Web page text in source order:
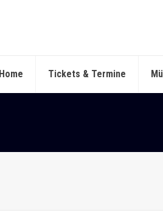
Home Tickets & Termine